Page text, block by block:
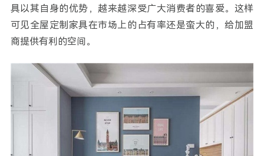
具以其自身的优势，越来越深受广大消费者的喜爱。这样
可见全屋定制家具在市场上的占有率还是蛮大的，给加盟
商提供有利的空间。